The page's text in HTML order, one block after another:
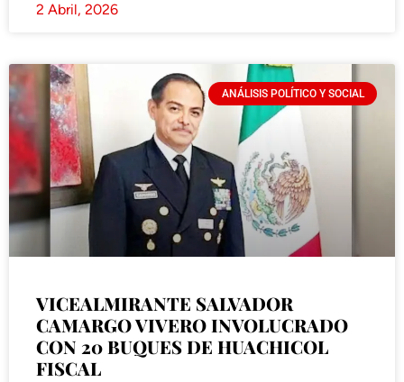
2 Abril, 2026
ANÁLISIS POLÍTICO Y SOCIAL
VICEALMIRANTE SALVADOR
CAMARGO VIVERO INVOLUCRADO
CON 20 BUQUES DE HUACHICOL
FISCAL